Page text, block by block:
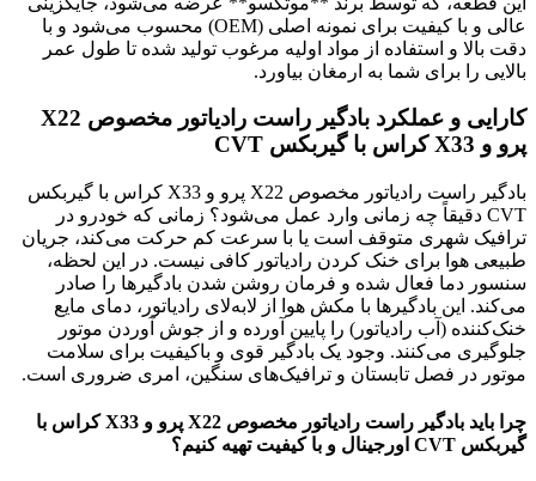
عالی و با کیفیت برای نمونه اصلی (OEM) محسوب می‌شود و با
دقت بالا و استفاده از مواد اولیه مرغوب تولید شده تا طول عمر
بالایی را برای شما به ارمغان بیاورد.
کارایی و عملکرد بادگیر راست رادیاتور مخصوص X22
پرو و X33 کراس با گیربکس CVT
بادگیر راست رادیاتور مخصوص X22 پرو و X33 کراس با گیربکس
CVT دقیقاً چه زمانی وارد عمل می‌شود؟ زمانی که خودرو در
ترافیک شهری متوقف است یا با سرعت کم حرکت می‌کند، جریان
طبیعی هوا برای خنک کردن رادیاتور کافی نیست. در این لحظه،
سنسور دما فعال شده و فرمان روشن شدن بادگیرها را صادر
می‌کند. این بادگیرها با مکش هوا از لابه‌لای رادیاتور، دمای مایع
خنک‌کننده (آب رادیاتور) را پایین آورده و از جوش آوردن موتور
جلوگیری می‌کنند. وجود یک بادگیر قوی و باکیفیت برای سلامت
موتور در فصل تابستان و ترافیک‌های سنگین، امری ضروری است.
چرا باید بادگیر راست رادیاتور مخصوص X22 پرو و X33 کراس با
گیربکس CVT اورجینال و با کیفیت تهیه کنیم؟